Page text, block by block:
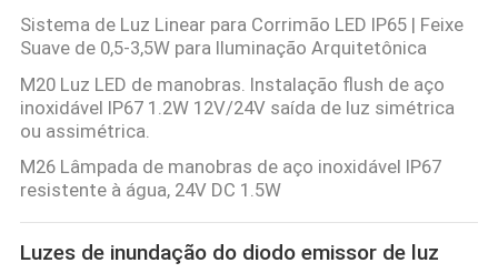
Sistema de Luz Linear para Corrimão LED IP65 | Feixe
Suave de 0,5-3,5W para Iluminação Arquitetônica
M20 Luz LED de manobras. Instalação flush de aço
inoxidável IP67 1.2W 12V/24V saída de luz simétrica
ou assimétrica.
M26 Lâmpada de manobras de aço inoxidável IP67
resistente à água, 24V DC 1.5W
Luzes de inundação do diodo emissor de luz